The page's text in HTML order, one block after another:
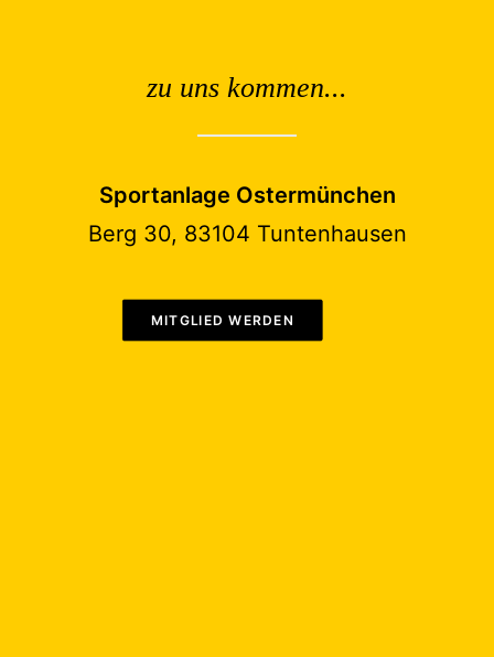
zu uns kommen...
Sportanlage Ostermünchen
Berg 30, 83104 Tuntenhausen
MITGLIED WERDEN